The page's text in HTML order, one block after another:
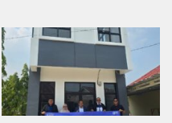
Mesuji